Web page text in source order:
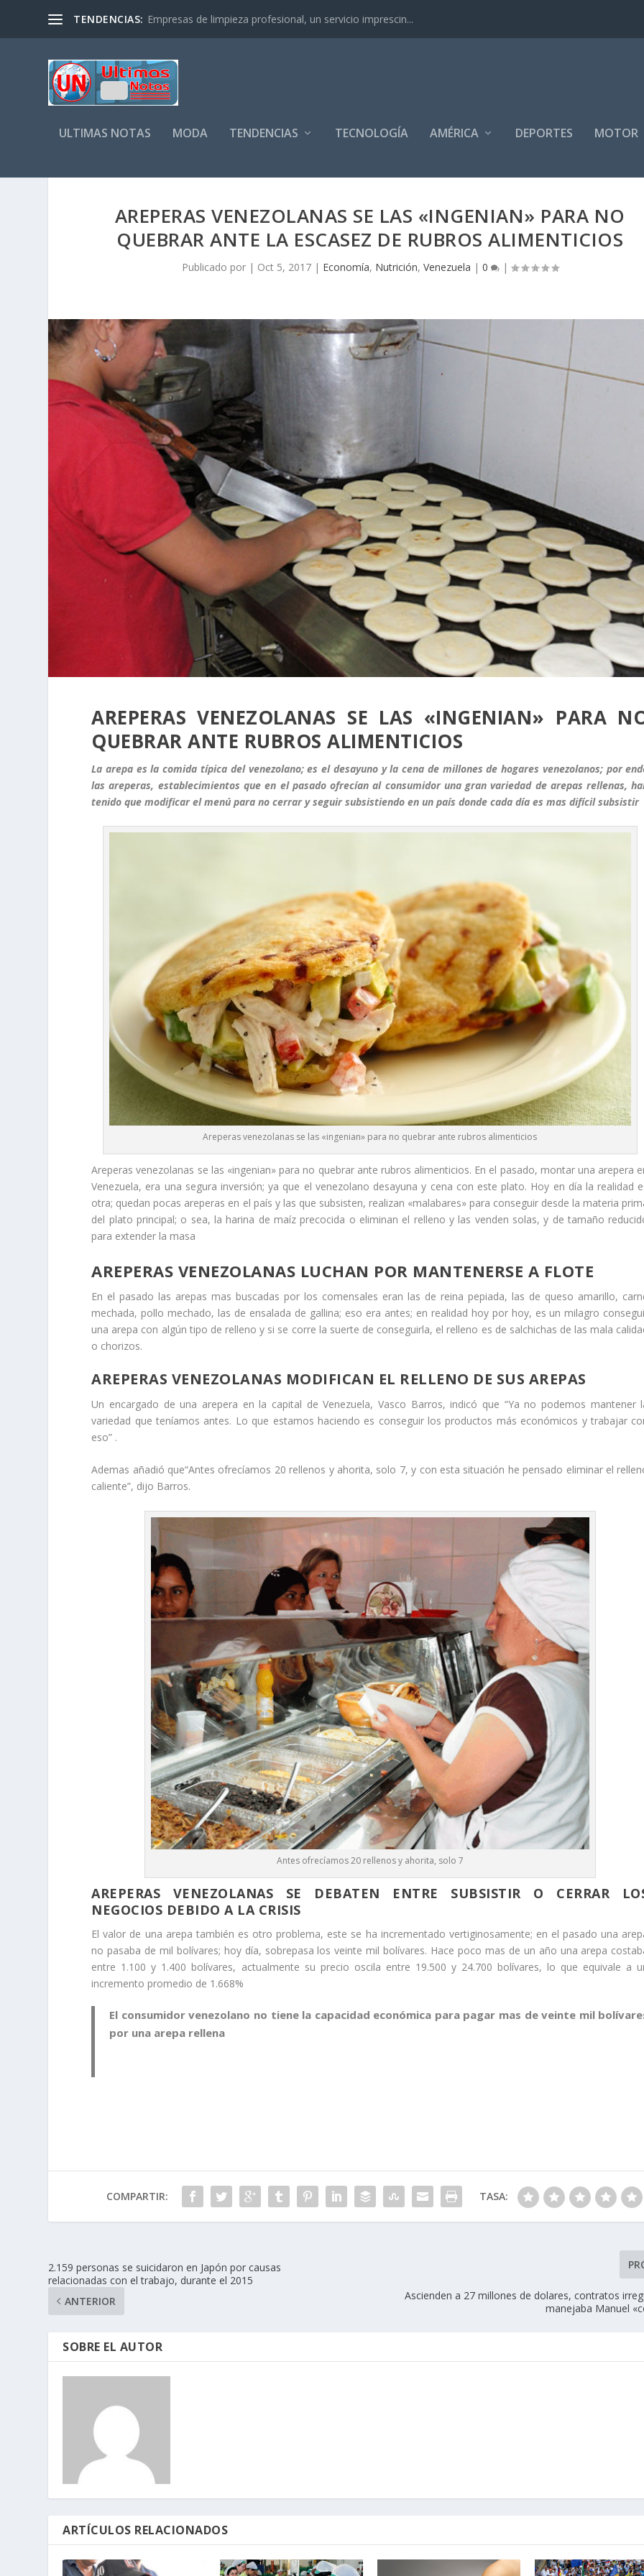
TENDENCIAS: Empresas de limpieza profesional, un servicio imprescin...
ULTIMAS NOTAS MODA TENDENCIAS TECNOLOGÍA AMÉRICA DEPORTES MOTOR
AREPERAS VENEZOLANAS SE LAS «INGENIAN» PARA NO
QUEBRAR ANTE LA ESCASEZ DE RUBROS ALIMENTICIOS
Publicado por | Oct 5, 2017| Economía, Nutrición, Venezuela | 0 |
AREPERAS VENEZOLANAS SE LAS «INGENIAN» PARA
QUEBRAR ANTE RUBROS ALIMENTICIOS
La arepa es la comida típica del venezolano; es el desayuno y la cena de millones de hogares venezolanos; por
las areperas, establecimientos que en el pasado ofrecían al consumidor una gran variedad de arepas rellenas,
tenido que modificar el menú para no cerrar y seguir subsistiendo en un país donde cada día es mas difícil subsistir
Areperas venezolanas se las «ingenian» para no quebrar ante rubros alimenticios
Areperas venezolanas se las «ingenian» para no quebrar ante rubros alimenticios. En el pasado, montar una arepera
Venezuela, era una segura inversión; ya que el venezolano desayuna y cena con este plato. Hoy en día la realidad
otra; quedan pocas areperas en el país y las que subsisten, realizan «malabares» para conseguir desde la materia
del plato principal; o sea, la harina de maíz precocida o eliminan el relleno y las venden solas, y de tamaño
para extender la masa
AREPERAS VENEZOLANAS LUCHAN POR MANTENERSE A FLOTE
En el pasado las arepas mas buscadas por los comensales eran las de reina pepiada, las de queso amarillo,
mechada, pollo mechado, las de ensalada de gallina; eso era antes; en realidad hoy por hoy, es un milagro
una arepa con algún tipo de relleno y si se corre la suerte de conseguirla, el relleno es de salchichas de las mala
o chorizos.
AREPERAS VENEZOLANAS MODIFICAN EL RELLENO DE SUS AREPAS
Un encargado de una arepera en la capital de Venezuela, Vasco Barros, indicó que “Ya no podemos mantener
variedad que teníamos antes. Lo que estamos haciendo es conseguir los productos más económicos y trabajar
eso” .
Ademas añadió que“Antes ofrecíamos 20 rellenos y ahorita, solo 7, y con esta situación he pensado eliminar el
caliente”, dijo Barros.
Antes ofrecíamos 20 rellenos y ahorita, solo 7
AREPERAS VENEZOLANAS SE DEBATEN ENTRE SUBSISTIR O CERRAR
NEGOCIOS DEBIDO A LA CRISIS
El valor de una arepa también es otro problema, este se ha incrementado vertiginosamente; en el pasado una
no pasaba de mil bolívares; hoy día, sobrepasa los veinte mil bolívares. Hace poco mas de un año una arepa
entre 1.100 y 1.400 bolívares, actualmente su precio oscila entre 19.500 y 24.700 bolívares, lo que equivale a
incremento promedio de 1.668%
El consumidor venezolano no tiene la capacidad económica para pagar mas de veinte mil
por una arepa rellena
COMPARTIR: TASA:
2.159 personas se suicidaron en Japón por causas
relacionadas con el trabajo, durante el 2015
ANTERIOR
Ascienden a 27 millones de dolares, contratos
manejaba Manuel
SOBRE EL AUTOR
ARTÍCULOS RELACIONADOS